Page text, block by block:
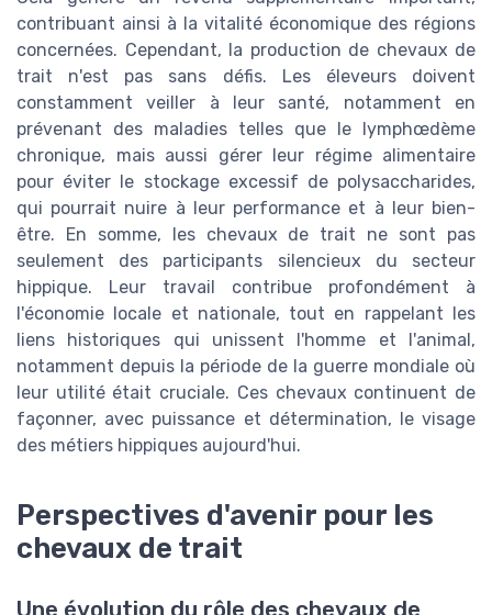
contribuant ainsi à la vitalité économique des régions
concernées. Cependant, la production de chevaux de
trait n'est pas sans défis. Les éleveurs doivent
constamment veiller à leur santé, notamment en
prévenant des maladies telles que le lymphœdème
chronique, mais aussi gérer leur régime alimentaire
pour éviter le stockage excessif de polysaccharides,
qui pourrait nuire à leur performance et à leur bien-
être. En somme, les chevaux de trait ne sont pas
seulement des participants silencieux du secteur
hippique. Leur travail contribue profondément à
l'économie locale et nationale, tout en rappelant les
liens historiques qui unissent l'homme et l'animal,
notamment depuis la période de la guerre mondiale où
leur utilité était cruciale. Ces chevaux continuent de
façonner, avec puissance et détermination, le visage
des métiers hippiques aujourd'hui.
Perspectives d'avenir pour les
chevaux de trait
Une évolution du rôle des chevaux de